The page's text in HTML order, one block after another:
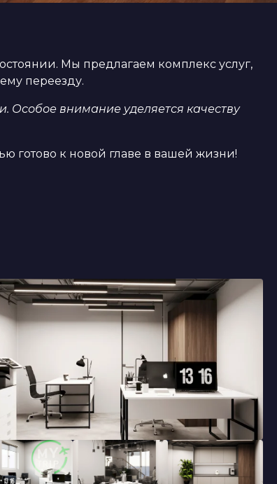
Мы предлагаем комплекс услуг,
переезду.
Особое внимание уделяется качеству
готово к новой главе в вашей жизни!